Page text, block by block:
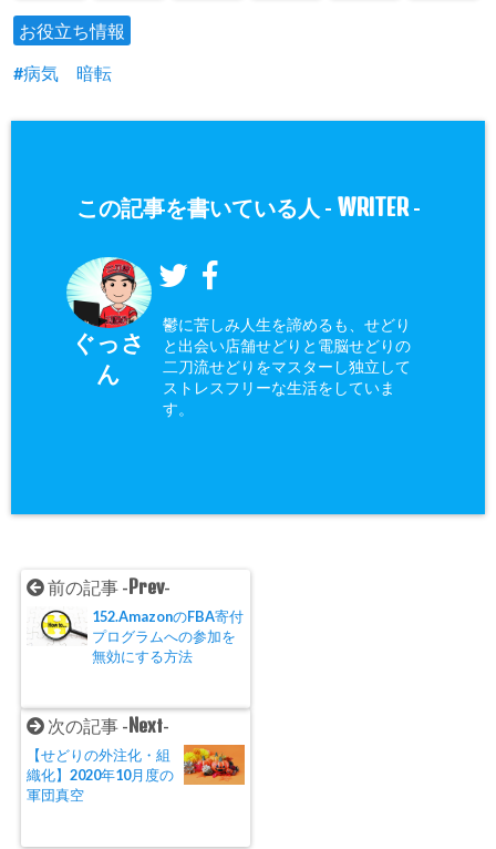
お役立ち情報
病気 暗転
この記事を書いている人 - WRITER-
ぐっさ
ん
鬱に苦しみ人生を諦めるも、せどり
と出会い店舗せどりと電脳せどりの
二刀流せどりをマスターし独立して
ストレスフリーな生活をしていま
す。
前の記事 -Prev-
152.AmazonのFBA寄付
プログラムへの参加を
無効にする方法
次の記事 -Next-
【せどりの外注化・組
織化】2020年10月度の
軍団真空